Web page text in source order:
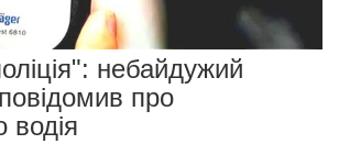
небайдужий
про
водія